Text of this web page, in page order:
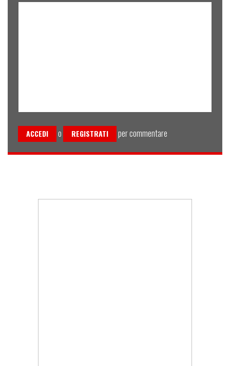
ACCEDI o REGISTRATI per commentare